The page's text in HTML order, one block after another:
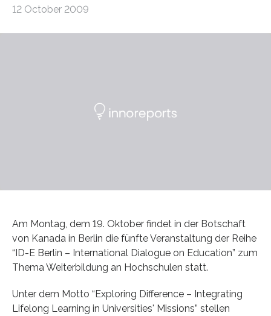
12 October 2009
Am Montag, dem 19. Oktober findet in der Botschaft
von Kanada in Berlin die fünfte Veranstaltung der Reihe
“ID-E Berlin – International Dialogue on Education” zum
Thema Weiterbildung an Hochschulen statt.
Unter dem Motto “Exploring Difference – Integrating
Lifelong Learning in Universities' Missions” stellen